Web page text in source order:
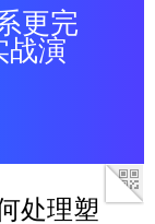
更完
战演
处理塑